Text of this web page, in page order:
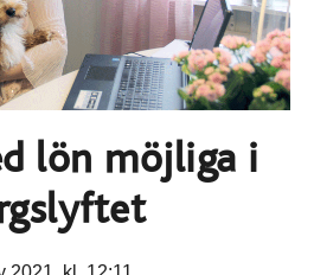
lön möjliga i